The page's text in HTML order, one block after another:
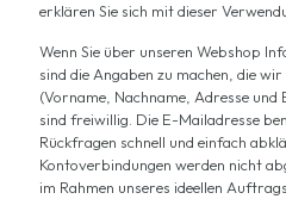
erklären Sie sich mit dieser
Wenn Sie über unseren Webshop
sind die Angaben zu machen, die
(Vorname, Nachname, Adresse
sind freiwillig. Die E-Mailadresse
Rückfragen schnell und einfach
Kontoverbindungen werden nicht
im Rahmen unseres ideellen